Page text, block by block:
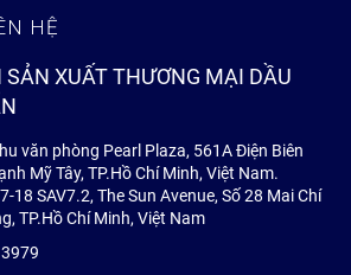
HỆ
SẢN XUẤT THƯƠNG MẠI DẦU
văn phòng Pearl Plaza, 561A Điện Biên
Mỹ Tây, TP.Hồ Chí Minh, Việt Nam.
18 SAV7.2, The Sun Avenue, Số 28 Mai Chí
TP.Hồ Chí Minh, Việt Nam